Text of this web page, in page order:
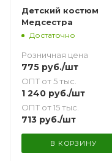
Детский костюм
Медсестра
Достаточно
Розничная цена
775 руб./шт
ОПТ от 5 тыс.
1 240 руб./шт
ОПТ от 15 тыс.
713 руб./шт
В КОРЗИНУ